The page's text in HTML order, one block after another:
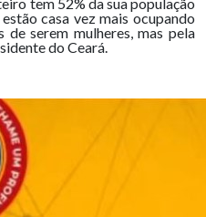
casa vez mais ocupando
serem mulheres, mas pela
do Ceará.